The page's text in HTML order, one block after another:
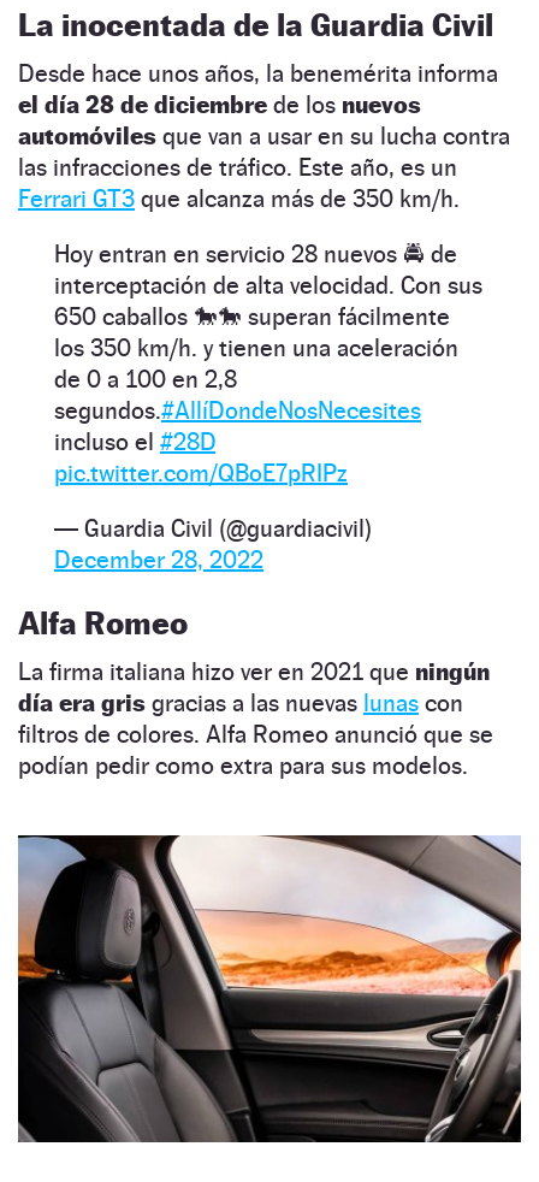
La inocentada de la Guardia Civil
Desde hace unos años, la benemérita informa
el día 28 de diciembre de los nuevos
automóviles que van a usar en su lucha contra
las infracciones de tráfico. Este año, es un
Ferrari GT3 que alcanza más de 350 km/h.
Hoy entran en servicio 28 nuevos 🚔 de
interceptación de alta velocidad. Con sus
650 caballos 🐎🐎 superan fácilmente
los 350 km/h. y tienen una aceleración
de 0 a 100 en 2,8
segundos.#AllíDondeNosNecesites
incluso el #28D
pic.twitter.com/QBoE7pRIPz
— Guardia Civil (@guardiacivil)
December 28, 2022
Alfa Romeo
La firma italiana hizo ver en 2021 que ningún
día era gris gracias a las nuevas lunas con
filtros de colores. Alfa Romeo anunció que se
podían pedir como extra para sus modelos.